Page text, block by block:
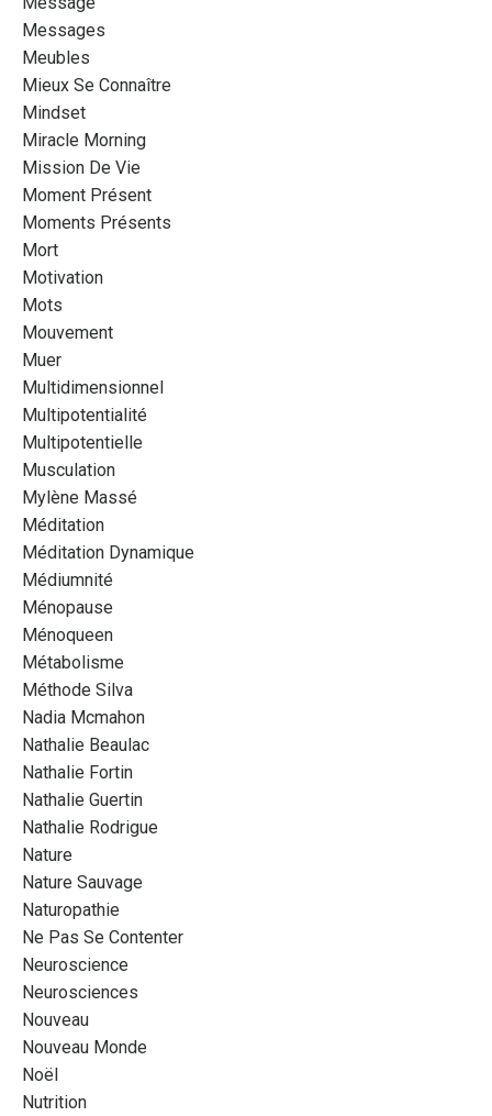
Messages
Meubles
Mieux Se Connaître
Mindset
Miracle Morning
Mission De Vie
Moment Présent
Moments Présents
Mort
Motivation
Mots
Mouvement
Muer
Multidimensionnel
Multipotentialité
Multipotentielle
Musculation
Mylène Massé
Méditation
Méditation Dynamique
Médiumnité
Ménopause
Ménoqueen
Métabolisme
Méthode Silva
Nadia Mcmahon
Nathalie Beaulac
Nathalie Fortin
Nathalie Guertin
Nathalie Rodrigue
Nature
Nature Sauvage
Naturopathie
Ne Pas Se Contenter
Neuroscience
Neurosciences
Nouveau
Nouveau Monde
Noël
Nutrition